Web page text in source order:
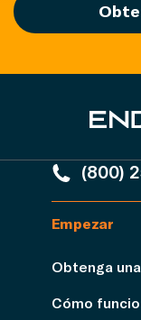
(800)
Empezar
Obtenga
Cómo